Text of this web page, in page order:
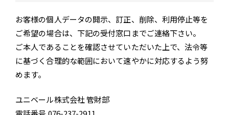
お客様の個人データの開示、訂正、削除、利用停止等を
ご希望の場合は、下記の受付窓口までご連絡下さい。
ご本人であることを確認させていただいた上で、法令等
に基づく合理的な範囲において速やかに対応するよう努
めます。
ユニベール株式会社 管財部